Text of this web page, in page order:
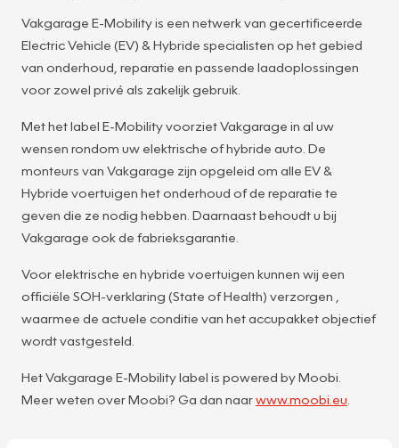
Vakgarage E-Mobility is een netwerk van gecertificeerde
Electric Vehicle (EV) & Hybride specialisten op het gebied
van onderhoud, reparatie en passende laadoplossingen
voor zowel privé als zakelijk gebruik.
Met het label E-Mobility voorziet Vakgarage in al uw
wensen rondom uw elektrische of hybride auto. De
monteurs van Vakgarage zijn opgeleid om alle EV &
Hybride voertuigen het onderhoud of de reparatie te
geven die ze nodig hebben. Daarnaast behoudt u bij
Vakgarage ook de fabrieksgarantie.
Voor elektrische en hybride voertuigen kunnen wij een
officiële SOH-verklaring (State of Health) verzorgen ,
waarmee de actuele conditie van het accupakket objectief
wordt vastgesteld.
Het Vakgarage E-Mobility label is powered by Moobi.
Meer weten over Moobi? Ga dan naarwww.moobi.eu